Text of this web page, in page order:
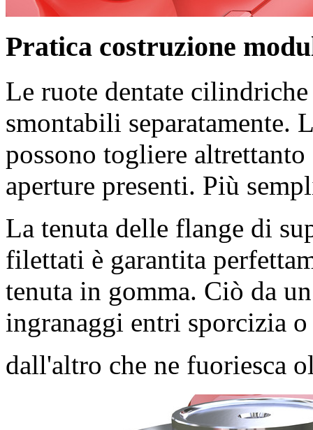
Pratica costruzione
Le ruote dentate
smontabili separatamente.
possono togliere
aperture presenti. Più
La tenuta delle flange di
filettati è garantita
tenuta in gomma. Ciò da
ingranaggi entri sporcizia
dall'altro che ne fuoriesca